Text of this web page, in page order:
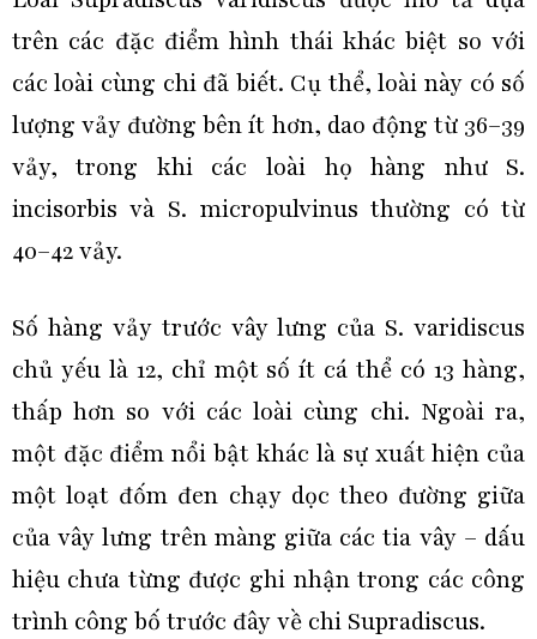
trên các đặc điểm hình thái khác biệt so với
các loài cùng chi đã biết. Cụ thể, loài này có số
lượng vảy đường bên ít hơn, dao động từ 36–39
vảy, trong khi các loài họ hàng như S.
incisorbis và S. micropulvinus thường có từ
40–42 vảy.
Số hàng vảy trước vây lưng của S. varidiscus
chủ yếu là 12, chỉ một số ít cá thể có 13 hàng,
thấp hơn so với các loài cùng chi. Ngoài ra,
một đặc điểm nổi bật khác là sự xuất hiện của
một loạt đốm đen chạy dọc theo đường giữa
của vây lưng trên màng giữa các tia vây – dấu
hiệu chưa từng được ghi nhận trong các công
trình công bố trước đây về chi Supradiscus.